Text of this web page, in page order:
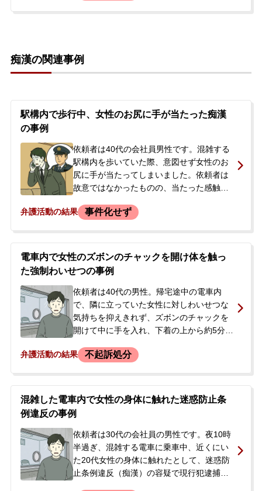
ないこと、不起訴になること、そして同行
していた妻が取り調べのために遠方の警察
た。
痴漢の関連事例
駅構内で歩行中、女性のお尻に手が当たった痴漢
の事例
依頼者は40代の会社員男性です。混雑する
駅構内を歩いていた際、意図せず女性のお
尻に手が当たってしまいました。依頼者は
故意ではなかったものの、当たった感触は
罪できませんでした。女性に呼び止めら
た。交番で事情聴取と写真撮影などが行わ
れ、後日改めて連絡する旨を告げられまし
た。依頼者は転職したばかりで、前科がつ
くことや逮捕されることなど、仕事への影
響を強く懸念しており、示談による早期解
決を望んで当事務所へ相談に来られまし
た。
弁護活動の結果 事件化せず
電車内で女性のズボンのチャックを開け体を触っ
た強制わいせつの事例
依頼者は40代の男性。帰宅途中の電車内
で、隣に立っていた女性に対しわいせつな
気持ちを抑えきれず、ズボンのチャックを
開けて中に手を入れ、下着の上から約5分間
被害者の女性に腕を掴まれて駅員室へ。当
捕されました。逮捕の翌日未明、警察から
連絡を受けた依頼者の妻が、今後の手続き
が分からず不安に思い、当事務所へ相談。
弁護士がすぐさま警察署へ向かう初回接見
のご依頼をいただきました。
弁護活動の結果 不起訴処分
混雑した電車内で女性の身体に触れた迷惑防止条
例違反の事例
依頼者は30代の会社員の男性です。夜10時
半過ぎ、混雑する電車に乗車中、近くにい
た20代女性の身体に触れたとして、迷惑防
止条例違反（痴漢）の容疑で現行犯逮捕さ